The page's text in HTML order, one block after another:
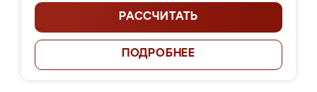
РАССЧИТАТЬ
ПОДРОБНЕЕ